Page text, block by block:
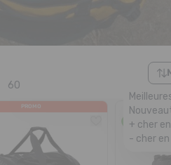
60
+ cher
- cher
PROMO
ÉCO-CONÇU